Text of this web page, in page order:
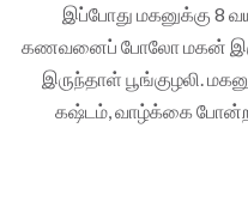
இப்போது மகனுக்கு 8
கணவனைப் போலோ மகன்
இருந்தாள் பூங்குழலி.
கஷ்டம், வாழ்க்கை